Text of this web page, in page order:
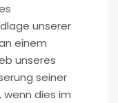
unserer
einem
unseres
seiner
dies im